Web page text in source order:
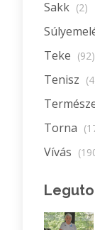
Sakk (2)
Teke (92)
Tenisz
Torna
Vívás